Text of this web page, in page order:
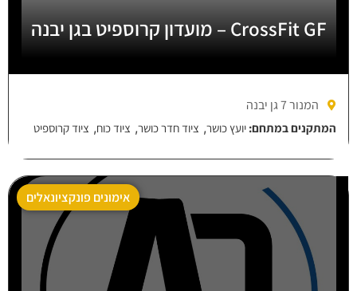
CrossFit GF – מועדון קרוספיט בגן יבנה
המנור 7 גן יבנה
המתקנים במתחם: יועץ כושר, ציוד חדר כושר, ציוד כוח, ציוד קרוספיט
אימונים פונקציונאלים